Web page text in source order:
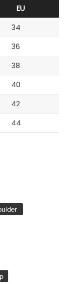
EU
34
36
38
40
42
44